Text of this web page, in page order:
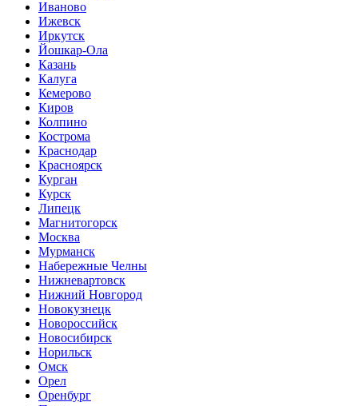
Иваново
Ижевск
Иркутск
Йошкар-Ола
Казань
Калуга
Кемерово
Киров
Колпино
Кострома
Краснодар
Красноярск
Курган
Курск
Липецк
Магнитогорск
Москва
Мурманск
Набережные Челны
Нижневартовск
Нижний Новгород
Новокузнецк
Новороссийск
Новосибирск
Норильск
Омск
Орел
Оренбург